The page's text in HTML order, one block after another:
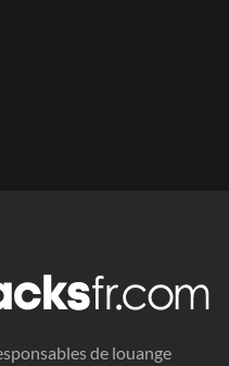
de louange